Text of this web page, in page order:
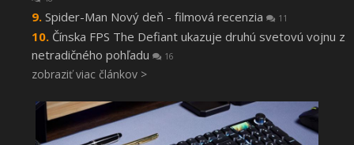
Spider-Man Nový deň - filmová recenzia 11
Čínska FPS The Defiant ukazuje druhú svetovú vojnu z
netradičného pohľadu
16
zobraziť viac článkov >